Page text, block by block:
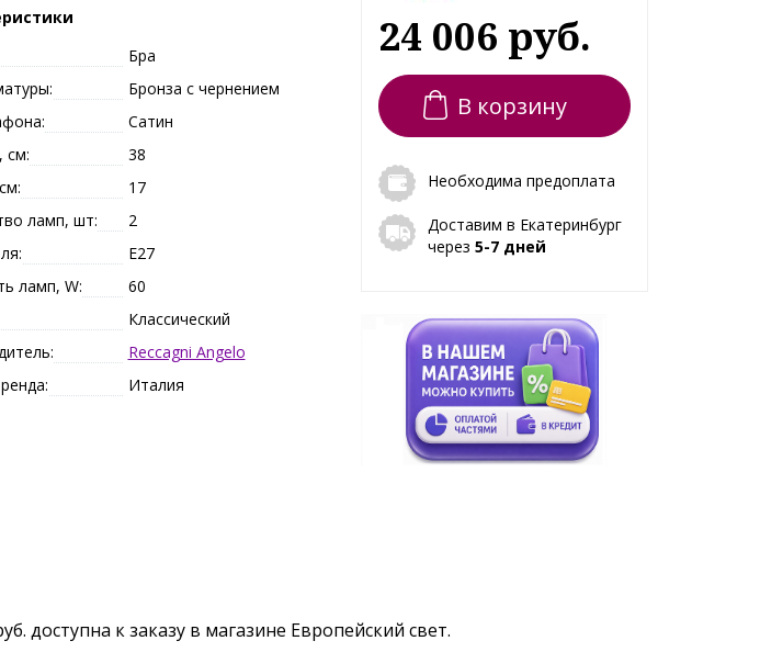
Бра
Бронза с чернением
Сатин
см:
38
17
ламп, шт:
2
E27
ламп, W:
60
Классический
Reccagni Angelo
Италия
24 006 руб.
В корзину
Необходима предоплата
Доставим в Екатеринбург
через 5-7 дней
доступна к заказу в магазине Европейский свет.